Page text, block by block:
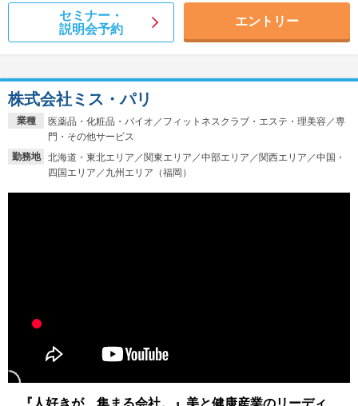
セミナー・
説明会予約
エントリー
業種
医薬品・化粧品・バイオ／フィットネスクラブ・エステ・理美容／専
門・その他サービス
勤務地
北海道・東北エリア／関東エリア／中部エリア／関西エリア／中国・
四国エリア／九州エリア（福岡）
株式会社ミス・パリ